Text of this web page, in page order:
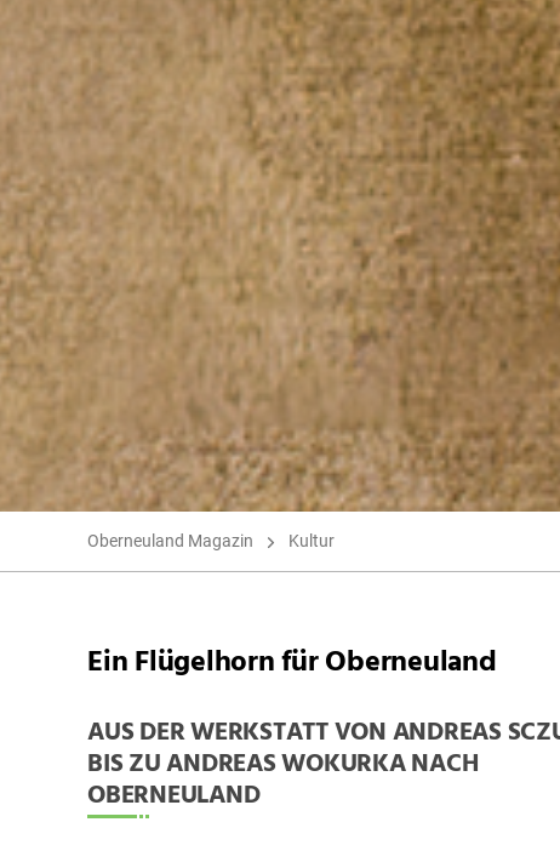
Oberneuland Magazin Kultur
Ein Flügelhorn für Oberneuland
AUS DER WERKSTATT VON ANDREAS
BIS ZU ANDREAS WOKURKA NACH
OBERNEULAND